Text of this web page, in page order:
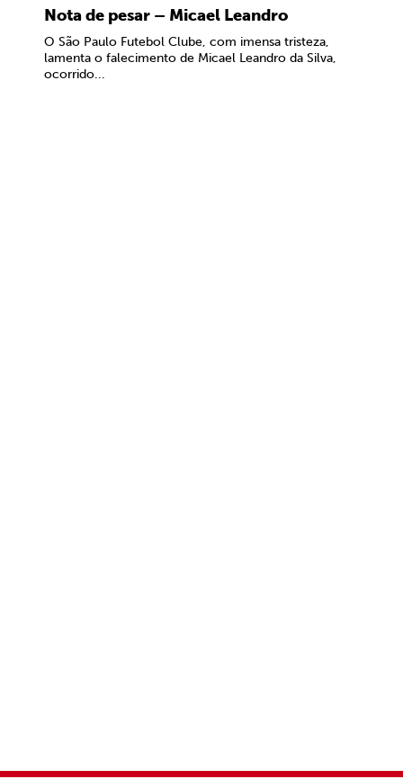
Nota de pesar – Micael Leandro
O São Paulo Futebol Clube, com imensa tristeza,
lamenta o falecimento de Micael Leandro da Silva,
ocorrido...